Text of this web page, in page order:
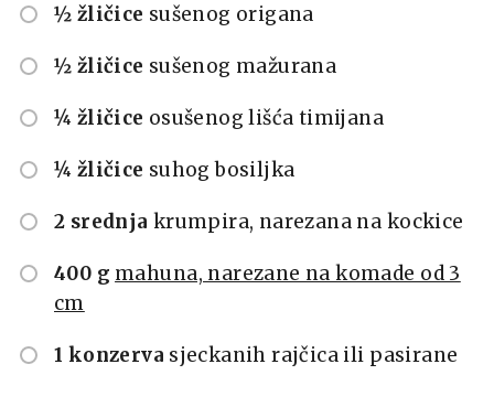
½ žličice sušenog origana
½ žličice sušenog mažurana
¼ žličice osušenog lišća timijana
¼ žličice suhog bosiljka
2 srednja krumpira, narezana na kockice
400 g mahuna, narezane na komade od 3
cm
1 konzerva sjeckanih rajčica ili pasirane